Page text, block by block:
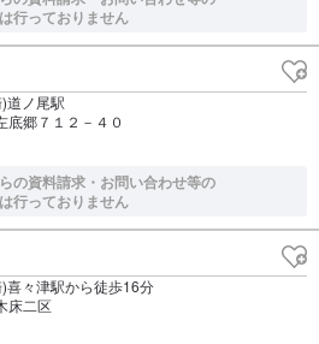
行っておりません
道ノ尾駅
底郷７１２－４０
の資料請求・お問い合わせ等の
行っておりません
喜々津駅から徒歩16分
床二区